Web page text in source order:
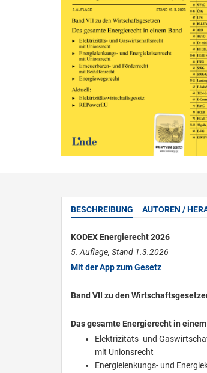
BESCHREIBUNG AUTOREN /
KODEX Energierecht 2026
5. Auflage, Stand 1.3.2026
Mit der App zum Gesetz
Band VII zu den
Das gesamte Energierecht in einem
Elektrizitäts- und
mit Unionsrecht
Energielenkungs- und